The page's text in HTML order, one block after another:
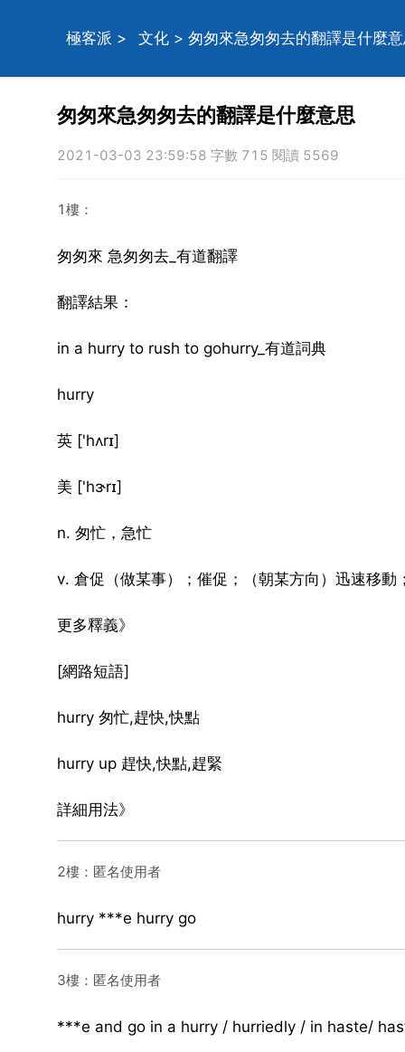
極客派 > 文化 > 匆匆來急匆匆去的翻譯是什麼
匆匆來急匆匆去的翻譯是什麼意思
2021-03-03 23:59:58 字數 715 閱讀 5569
1樓：
匆匆來 急匆匆去_有道翻譯
翻譯結果：
in a hurry to rush to gohurry_有道詞典
hurry
英 ['hʌrɪ]
美 ['hɝrɪ]
n. 匆忙，急忙
v. 倉促（做某事）；催促；（朝某方向）迅速移
更多釋義》
[網路短語]
hurry 匆忙,趕快,快點
hurry up 趕快,快點,趕緊
詳細用法》
2樓：匿名使用者
hurry ***e hurry go
3樓：匿名使用者
***e and go in a hurry / hurriedly / in haste/